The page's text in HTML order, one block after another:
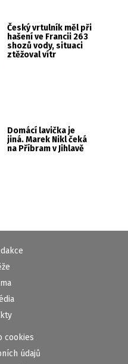
Český vrtulník měl při
hašení ve Francii 263
shozů vody, situaci
ztěžoval vítr
Domácí lavička je
jiná. Marek Nikl čeká
na Příbram v Jihlavě
cookies
údajů